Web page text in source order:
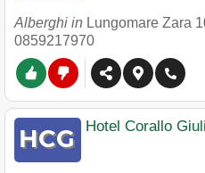
Alberghi in Lungomare Zara
0859217970
Hotel Corallo